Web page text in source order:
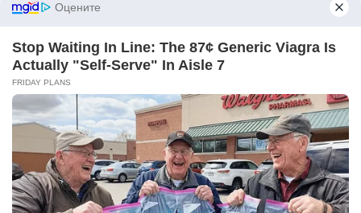
концом. Никаких проблем – женщины на
абортов понаделали, и ничего.
Диплом Юля получила, да только не
воспользовалась им. Прилипла к
парикмахерской. Сначала выметала чужие
волосы, а уж потом, понабравшись опыта,
отправилась на курсы и получила нужные
корки. На жизнь хватало. Она ведь одна – ни